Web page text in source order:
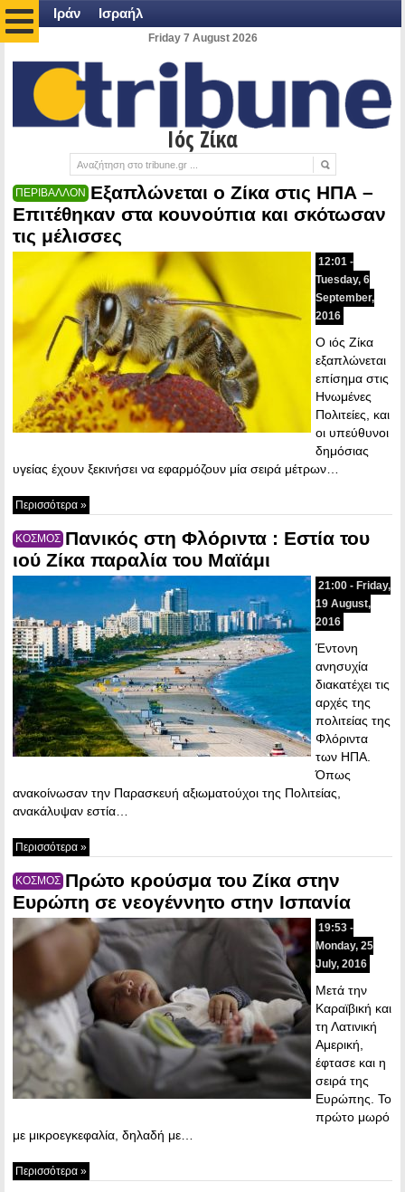
Ιράν Ισραήλ
Friday 7 August 2026
Ιός Ζίκα
ΠΕΡΙΒΑΛΛΟΝ Εξαπλώνεται ο Ζίκα στις ΗΠΑ –
Επιτέθηκαν στα κουνούπια και σκότωσαν
τις μέλισσες
12:01 -
Tuesday, 6
September,
2016
Ο ιός Ζίκα
εξαπλώνεται
επίσημα στις
Ηνωμένες
Πολιτείες, και
οι υπεύθυνοι
δημόσιας
υγείας έχουν ξεκινήσει να εφαρμόζουν μία σειρά μέτρων…
Περισσότερα »
ΚΟΣΜΟΣ Πανικός στη Φλόριντα : Εστία του
ιού Ζίκα παραλία του Μαϊάμι
21:00 - Friday,
19 August,
2016
Έντονη
ανησυχία
διακατέχει τις
αρχές της
πολιτείας της
Φλόριντα
των ΗΠΑ.
Όπως
ανακοίνωσαν την Παρασκευή αξιωματούχοι της Πολιτείας,
ανακάλυψαν εστία…
Περισσότερα »
ΚΟΣΜΟΣ Πρώτο κρούσμα του Ζίκα στην
Ευρώπη σε νεογέννητο στην Ισπανία
19:53 -
Monday, 25
July, 2016
Μετά την
Καραϊβική και
τη Λατινική
Αμερική,
έφτασε και η
σειρά της
Ευρώπης. Το
πρώτο μωρό
με μικροεγκεφαλία, δηλαδή με…
Περισσότερα »